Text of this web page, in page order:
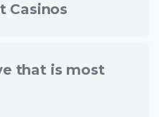
Casinos
that is most